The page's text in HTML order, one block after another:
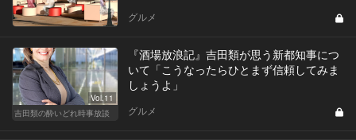
グルメ
Vol.11
吉田類の酔いどれ時事放談
『酒場放浪記』吉田類が思う新都知事につ
いて「こうなったらひとまず信頼してみま
しょうよ」
グルメ